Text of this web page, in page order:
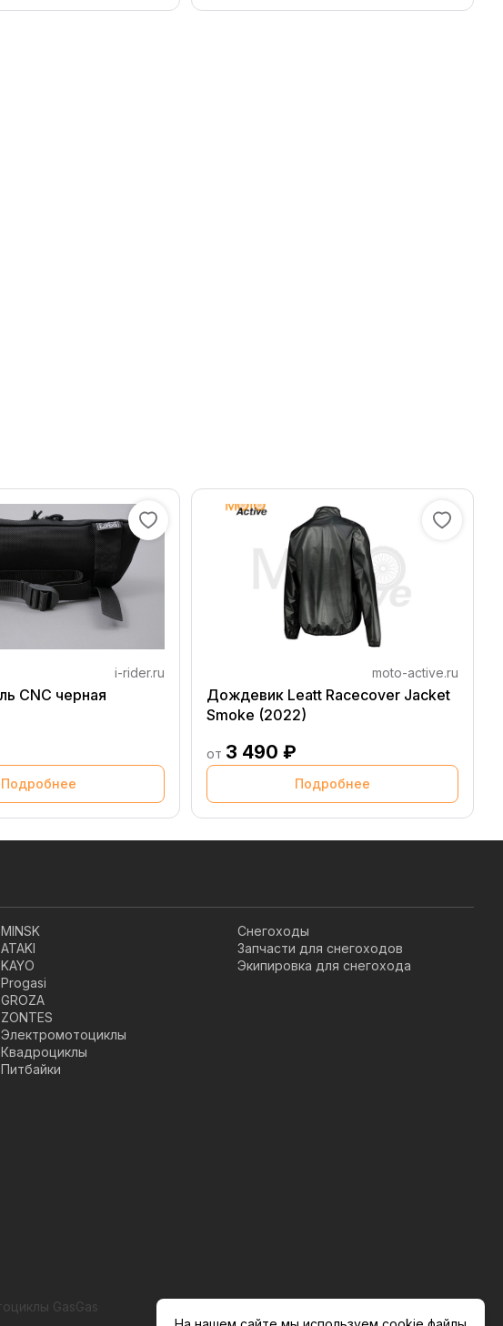
i-rider.ru
CNC черная
Подробнее
moto-active.ru
Дождевик Leatt Racecover Jacket
Smoke (2022)
от 3 490 ₽
Подробнее
MINSK
ATAKI
KAYO
Progasi
GROZA
ZONTES
Электромотоциклы
Квадроциклы
Питбайки
Снегоходы
Запчасти для снегоходов
Экипировка для снегохода
GasGas